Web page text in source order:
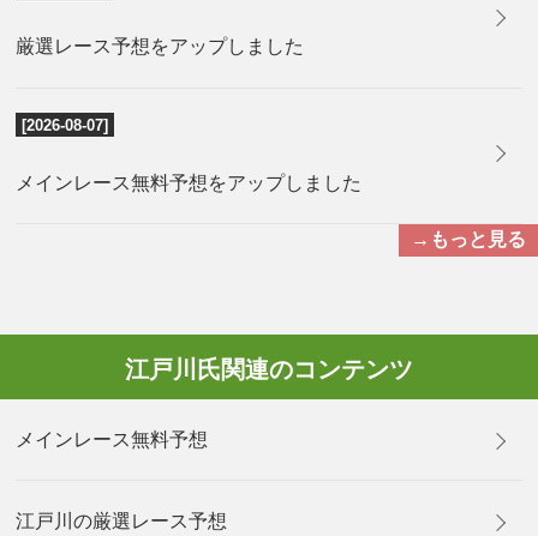
厳選レース予想をアップしました
[2026-08-07]
メインレース無料予想をアップしました
→もっと見る
江戸川氏関連のコンテンツ
メインレース無料予想
江戸川の厳選レース予想